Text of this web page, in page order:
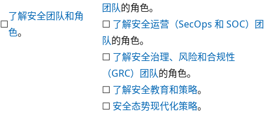
☐
了解安全团队和角
色。
团队的角色。
☐ 了解安全运营（SecOps 和 SOC）团
队的角色。
☐ 了解安全治理、风险和合规性
（GRC）团队的角色。
☐ 了解安全教育和策略。
☐ 安全态势现代化策略。